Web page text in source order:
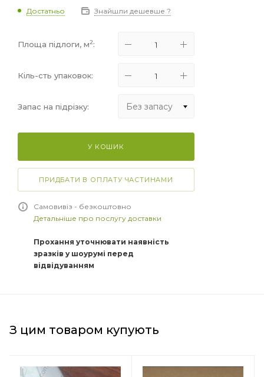
Достатньо Знайшли дешевше ?
Площа підлоги, м2:
Кіль-сть упаковок:
Запас на підрізку: Без запасу
+10%
+15%
У КОШИК
ПРИДБАТИ В ОПЛАТУ ЧАСТИНАМИ
Самовивіз - безкоштовно
Детальніше про послугу доставки
Прохання уточнювати наявність
зразків у шоурумі перед
відвідуванням
З цим товаром купують
Країна-виробник